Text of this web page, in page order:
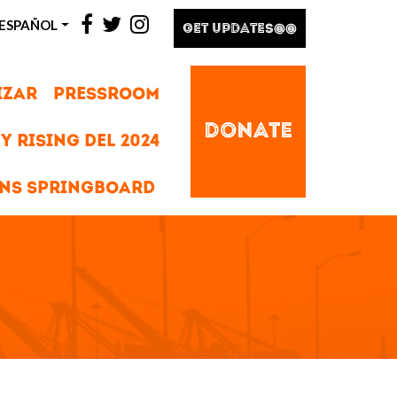
facebook
twitterinstagram
GET UPDATES@@
DONATE
PRESSROOM
RISING DEL 2024
SPRINGBOARD